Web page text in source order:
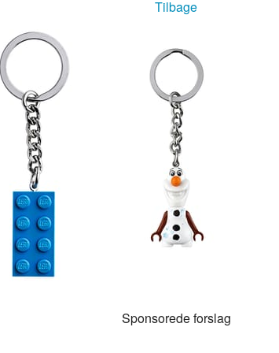
Tilbage
Sponsorede forslag